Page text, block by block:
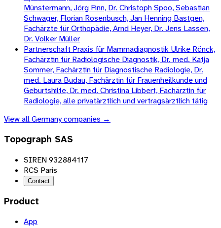
Münstermann, Jörg Finn, Dr. Christoph Spoo, Sebastian
Schwager, Florian Rosenbusch, Jan Henning Bastgen,
Fachärzte für Orthopädie, Arnd Heyer, Dr. Jens Lassen,
Dr. Volker Müller
Partnerschaft Praxis für Mammadiagnostik Ulrike Rönck,
Fachärztin für Radiologische Diagnostik, Dr. med. Katja
Sommer, Fachärztin für Diagnostische Radiologie, Dr.
med. Laura Budau, Fachärztin für Frauenheilkunde und
Geburtshilfe, Dr. med. Christina Libbert, Fachärztin für
Radiologie, alle privatärztlich und vertragsärztlich tätig
View allGermanycompanies →
Topograph SAS
SIREN 932884117
RCS Paris
Contact
Product
App